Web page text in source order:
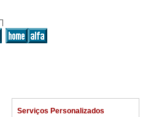
Serviços Personalizados